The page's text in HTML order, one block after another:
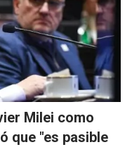
Milei como
que "es pasible